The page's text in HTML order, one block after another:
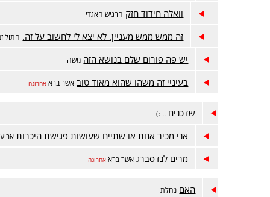
וואלה חידוד חזק הרגיש האגדי
זה ממש ממש מעניין. לא יצא לי לחשוב על זה. חתול
יש פה פורום שלם בנושא הזה משה
בעיניי זה משהו שהוא מאוד טוב אשר ברא אחרונה
שדכנים .. :)
אני מכיר אחת או שתיים שעושות פגישת היכרות
מרים לנדסברג אשר ברא אחרונה
האם נחלת